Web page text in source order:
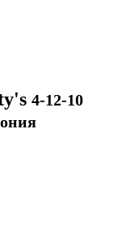
4-12-10